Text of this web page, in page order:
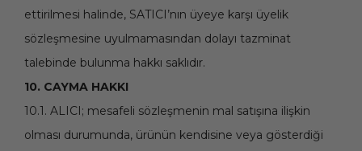
ettirilmesi halinde, SATICI’nın üyeye karşı üyelik
sözleşmesine uyulmamasından dolayı tazminat
talebinde bulunma hakkı saklıdır.
10. CAYMA HAKKI
10.1. ALICI; mesafeli sözleşmenin mal satışına ilişkin
olması durumunda, ürünün kendisine veya gösterdiği